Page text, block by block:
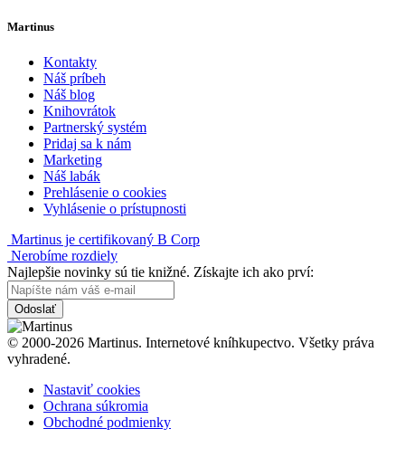
Martinus
Kontakty
Náš príbeh
Náš blog
Knihovrátok
Partnerský systém
Pridaj sa k nám
Marketing
Náš labák
Prehlásenie o cookies
Vyhlásenie o prístupnosti
Martinus je certifikovaný B Corp
Nerobíme rozdiely
Najlepšie novinky sú tie knižné. Získajte ich ako prví:
Odoslať
© 2000-2026 Martinus. Internetové kníhkupectvo. Všetky práva
vyhradené.
Nastaviť cookies
Ochrana súkromia
Obchodné podmienky